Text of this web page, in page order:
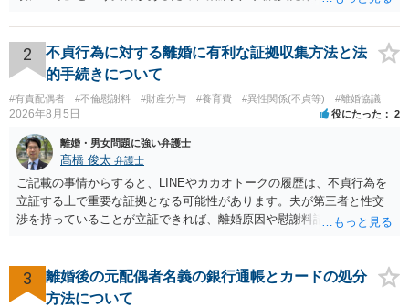
れていますので、通常は、病気や事故によって臨時に必要となった医
療費その他これに類する特別支出を念頭に置いた条項と読むのが自然
です。したがって、大学の入学金、授業料、受験費用などの教育費に
ついてまで、「この条項があるから当然に半額を請求できる」とまで
は言いにくいと思われます。なお、通常、大学進学費用をどこまで負
担すべきかについては、離婚時の合意内容のほか、子どもの年齢、大
学進学についての父母の認識、父母の学歴・収入・資産状況、進学先
や費用などを踏まえて個別に検討することになります。公正証書の他
の条項において、養育費の終期についてどのように定められている
か、大学進学に関する定めの有無、「教育費」「進学費用」に関する
定めの有無等について確認する必要があると考えられます。
2
不貞行為に対する離婚に有利な証拠収集方法と法
的手続きについて
#有責配偶者 #不倫慰謝料 #財産分与 #養育費 #異性関係(不貞等) #離婚協議
2026年8月5日 役にたった 2
離婚・男女問題に強い弁護士
髙橋 俊太 弁護士
ご記載の事情からすると、LINEやカカオトークの履歴は、不貞行為を
立証する上で重要な証拠となる可能性があります。夫が第三者と性交
渉を持っていることが立証できれば、離婚原因や慰謝料請求を検討す
性的関係を継続しているのであれば、その期間や回数が分かる資料は
できるだけ保存しておくことをお勧めいたします。 他方、「夫に不貞
がある＝財産分与でも多くもらえる」「当然に親権を取得できる」と
3
離婚後の元配偶者名義の銀行通帳とカードの処分
方法について